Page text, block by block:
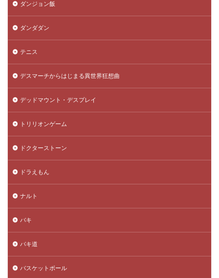
ダンジョン飯
ダンダダン
テニス
デスマーチからはじまる異世界狂想曲
デッドマウント・デスプレイ
トリリオンゲーム
ドクターストーン
ドラえもん
ナルト
バキ
バキ道
バスケットボール